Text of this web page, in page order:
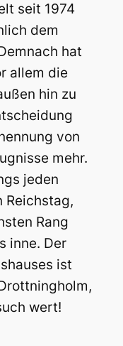
seit 1974
dem
hat
allem die
hin zu
von
mehr.
jeden
Reichstag,
Rang
inne. Der
ist
wert!